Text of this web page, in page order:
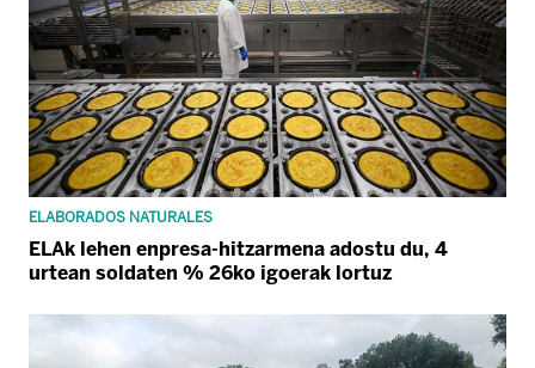
ELABORADOS NATURALES
ELAk lehen enpresa-hitzarmena adostu du, 4
urtean soldaten % 26ko igoerak lortuz